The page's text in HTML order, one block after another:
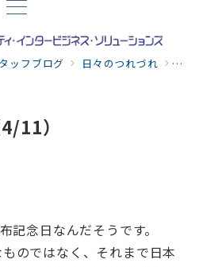
ッフブログ 日々のつれづれ 今
11）
記念日なんだそうです。
のではなく、それまで日本